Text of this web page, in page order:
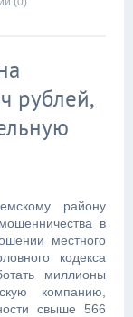
рублей,
району
в
местного
кодекса
миллионы
компанию,
свыше 566